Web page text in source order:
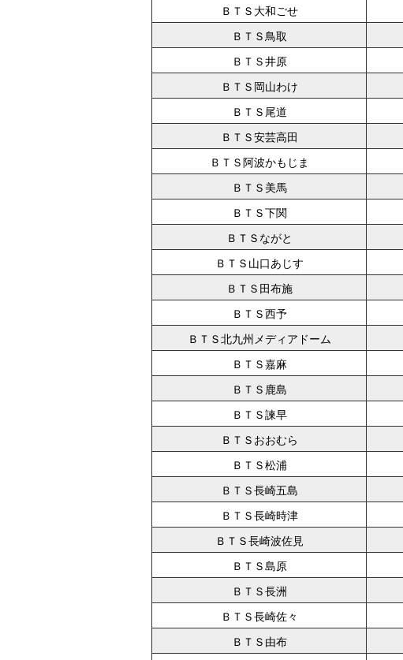
ＢＴＳ大和ごせ
ＢＴＳ鳥取
ＢＴＳ井原
ＢＴＳ岡山わけ
ＢＴＳ尾道
ＢＴＳ安芸高田
ＢＴＳ阿波かもじま
ＢＴＳ美馬
ＢＴＳ下関
ＢＴＳながと
ＢＴＳ山口あじす
ＢＴＳ田布施
ＢＴＳ西予
ＢＴＳ北九州メディアドーム
ＢＴＳ嘉麻
ＢＴＳ鹿島
ＢＴＳ諫早
ＢＴＳおおむら
ＢＴＳ松浦
ＢＴＳ長崎五島
ＢＴＳ長崎時津
ＢＴＳ長崎波佐見
ＢＴＳ島原
ＢＴＳ長洲
ＢＴＳ長崎佐々
ＢＴＳ由布